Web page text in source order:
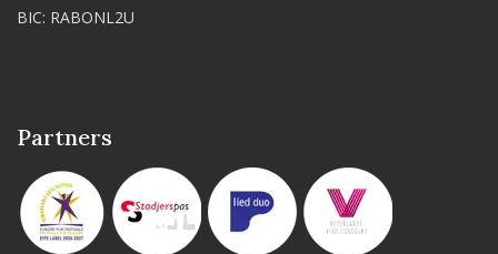
BIC: RABONL2U
Partners